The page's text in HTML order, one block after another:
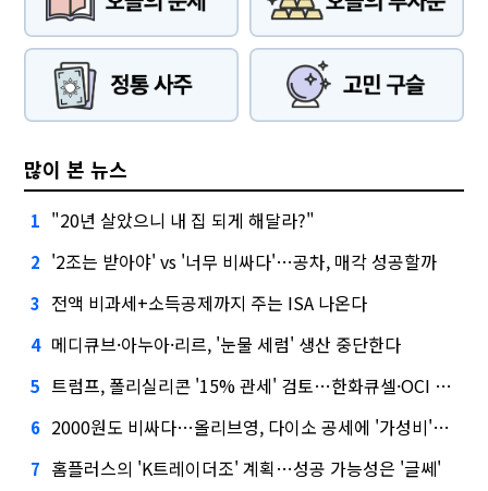
많이 본 뉴스
1 "20년 살았으니 내 집 되게 해달라?"
2 '2조는 받아야' vs '너무 비싸다'…공차, 매각 성공할까
3 전액 비과세+소득공제까지 주는 ISA 나온다
4 메디큐브·아누아·리르, '눈물 세럼' 생산 중단한다
5 트럼프, 폴리실리콘 '15% 관세' 검토…한화큐셀·OCI 영향은?
6 2000원도 비싸다…올리브영, 다이소 공세에 '가성비'로 맞불
7 홈플러스의 'K트레이더조' 계획…성공 가능성은 '글쎄'